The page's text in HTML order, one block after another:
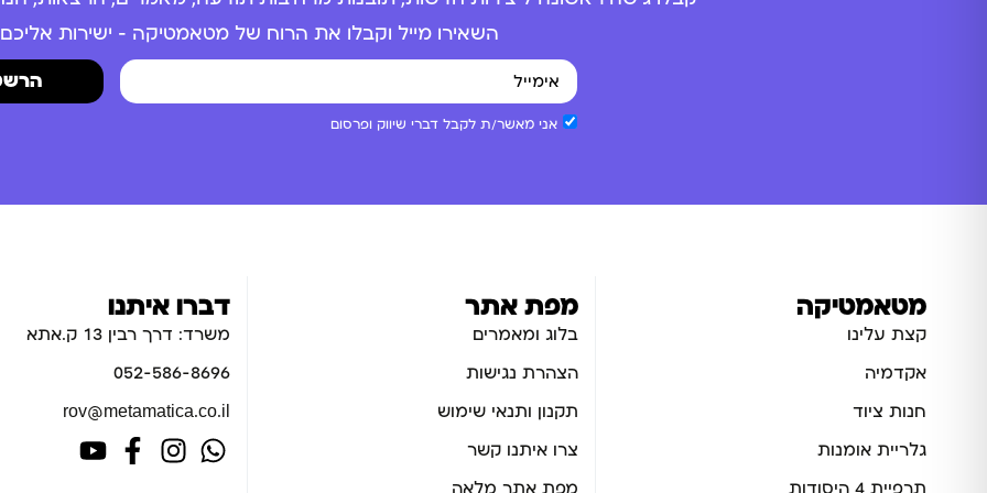
השאירו מייל וקבלו את הרוח של מטאמטיקה – ישירות
אני מאשר/ת לקבל דברי שיווק ופרסום
מטאמטיקה
קצת עלינו
אקדמיה
חנות ציוד
גלריית אומנות
תרפיית 4 היסודות
מפת אתר
בלוג ומאמרים
הצהרת נגישות
תקנון ותנאי שימוש
צרו איתנו קשר
מפת אתר מלאה
דברו איתנו
משרד: דרך רבין 13 ק.אתא
052-586-8696
rov@metamatica.co.il